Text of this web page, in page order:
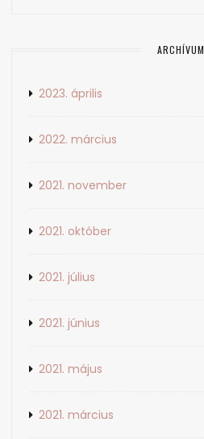
ARCHÍVUM
2023. április
2022. március
2021. november
2021. október
2021. július
2021. június
2021. május
2021. március